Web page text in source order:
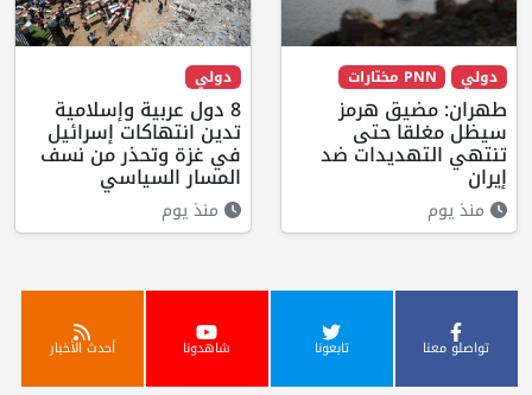
دولي PNN مختارات
طهران: مضيق هرمز
سيظل مغلقا حتى
تنتهي التهديدات ضد
إيران
منذ يوم
دولي
8 دول عربية وإسلامية
تدين انتهاكات إسرائيل
في غزة وتحذر من نسف
المسار السياسي
منذ يوم
تواصلو معنا تابعونا شاهدونا أحدث الأخبار